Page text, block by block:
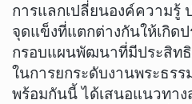
การแลกเปลี่ยนองค์ความรู้
จุดแข็งที่แตกต่างกันให้เกิด
กรอบแผนพัฒนาที่มีประสิท
ในการยกระดับงานพระธร
พร้อมกันนี้ ได้เสนอแนวทาง